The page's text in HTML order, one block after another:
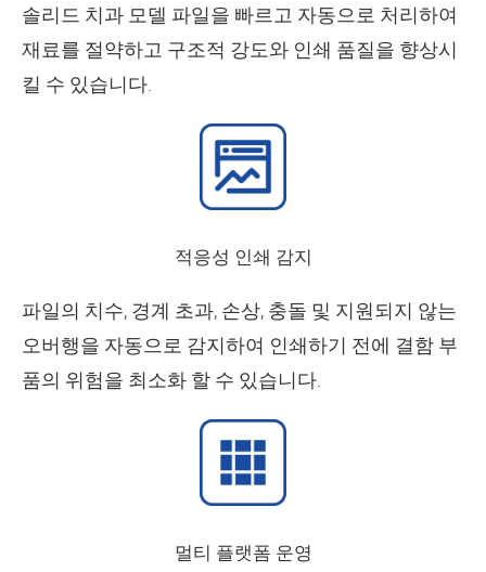
솔리드 치과 모델 파일을 빠르고 자동으로 처리하여
재료를 절약하고 구조적 강도와 인쇄 품질을 향상시
킬 수 있습니다.
적응성 인쇄 감지
파일의 치수, 경계 초과, 손상, 충돌 및 지원되지 않는
오버행을 자동으로 감지하여 인쇄하기 전에 결함 부
품의 위험을 최소화 할 수 있습니다.
멀티 플랫폼 운영